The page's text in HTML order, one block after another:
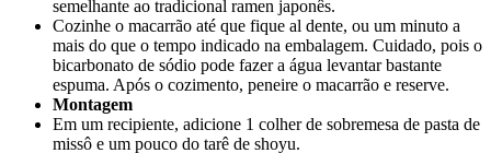
semelhante ao tradicional ramen japonês.
Cozinhe o macarrão até que fique al dente, ou um minuto a
mais do que o tempo indicado na embalagem. Cuidado, pois o
bicarbonato de sódio pode fazer a água levantar bastante
espuma. Após o cozimento, peneire o macarrão e reserve.
Montagem
Em um recipiente, adicione 1 colher de sobremesa de pasta de
missô e um pouco do tarê de shoyu.